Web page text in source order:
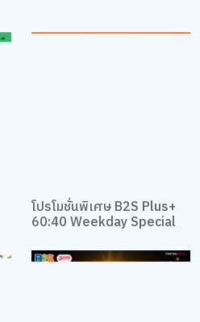
โปรโมชั่นพิเศษ B2S Plus+
60:40 Weekday SpecialTOP
ยอมรับทั้งหมด
การตั้งค่าคุกกี้